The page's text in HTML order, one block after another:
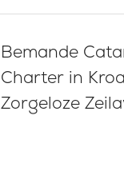
Bemande
Charter in
Zorgeloze